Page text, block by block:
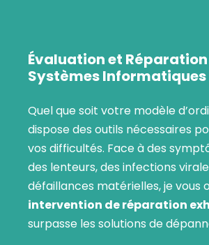
Évaluation et
Systèmes Informatiques
Quel que soit votre modèle
dispose des outils nécessaires
vos difficultés. Face à des
des lenteurs, des infections
défaillances matérielles, je vous
intervention de réparation
surpasse les solutions de